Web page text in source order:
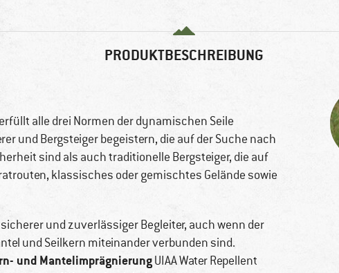
PRODUKTBESCHREIBUNG
erfüllt alle drei Normen der dynamischen Seile
und Bergsteiger begeistern, die auf der Suche nach
sind als auch traditionelle Bergsteiger, die auf
klassisches oder gemischtes Gelände sowie
und zuverlässiger Begleiter, auch wenn der
und Seilkern miteinander verbunden sind.
und MantelimprägnierungUIAA Water Repellent